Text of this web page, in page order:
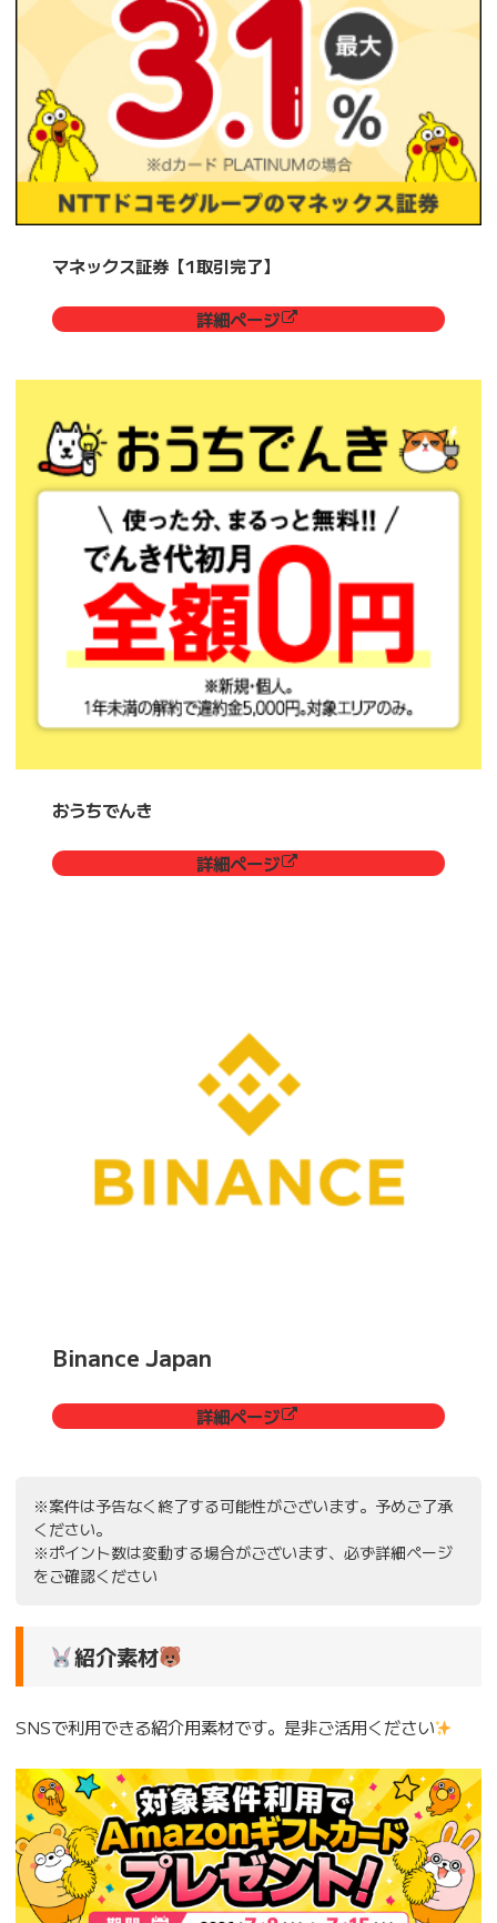
マネックス証券【1取引完了】
詳細ページ
おうちでんき
詳細ページ
Binance Japan
詳細ページ
※案件は予告なく終了する可能性がございます。予めご了承
ください。
※ポイント数は変動する場合がございます、必ず詳細ページ
をご確認ください
紹介素材
SNSで利用できる紹介用素材です。是非ご活用ください